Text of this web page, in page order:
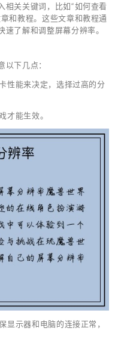
相关关键词，比如“如何查看
和教程。这些文章和教程通
了解和调整屏幕分辨率。
下几点：
性能来决定，选择过高的分
才能生效。
显示器和电脑的连接正常，